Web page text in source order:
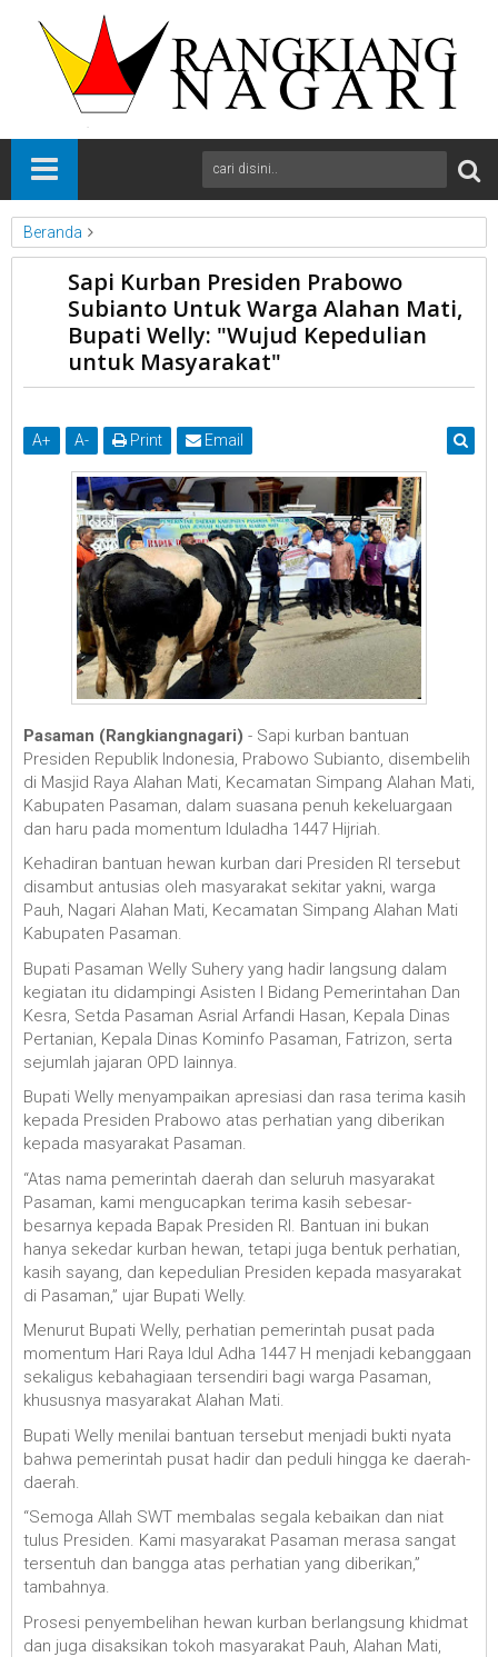
Beranda
News
Pasaman
Sumbar
Sapi Kurban Presiden Prabowo Subianto Untuk Warga Alahan
Mati, Bupati Welly: "Wujud Kepedulian untuk Masyarakat"
Sapi Kurban Presiden Prabowo
Subianto Untuk Warga Alahan Mati,
Bupati Welly: "Wujud Kepedulian
untuk Masyarakat"
A+ A- Print Email
Pasaman (Rangkiangnagari) - Sapi kurban bantuan
Presiden Republik Indonesia, Prabowo Subianto, disembelih
di Masjid Raya Alahan Mati, Kecamatan Simpang Alahan Mati,
Kabupaten Pasaman, dalam suasana penuh kekeluargaan
dan haru pada momentum Iduladha 1447 Hijriah.
Kehadiran bantuan hewan kurban dari Presiden RI tersebut
disambut antusias oleh masyarakat sekitar yakni, warga
Pauh, Nagari Alahan Mati, Kecamatan Simpang Alahan Mati
Kabupaten Pasaman.
Bupati Pasaman Welly Suhery yang hadir langsung dalam
kegiatan itu didampingi Asisten I Bidang Pemerintahan Dan
Kesra, Setda Pasaman Asrial Arfandi Hasan, Kepala Dinas
Pertanian, Kepala Dinas Kominfo Pasaman, Fatrizon, serta
sejumlah jajaran OPD lainnya.
Bupati Welly menyampaikan apresiasi dan rasa terima kasih
kepada Presiden Prabowo atas perhatian yang diberikan
kepada masyarakat Pasaman.
“Atas nama pemerintah daerah dan seluruh masyarakat
Pasaman, kami mengucapkan terima kasih sebesar-
besarnya kepada Bapak Presiden RI. Bantuan ini bukan
hanya sekedar kurban hewan, tetapi juga bentuk perhatian,
kasih sayang, dan kepedulian Presiden kepada masyarakat
di Pasaman,” ujar Bupati Welly.
Menurut Bupati Welly, perhatian pemerintah pusat pada
momentum Hari Raya Idul Adha 1447 H menjadi kebanggaan
sekaligus kebahagiaan tersendiri bagi warga Pasaman,
khususnya masyarakat Alahan Mati.
Bupati Welly menilai bantuan tersebut menjadi bukti nyata
bahwa pemerintah pusat hadir dan peduli hingga ke daerah-
daerah.
“Semoga Allah SWT membalas segala kebaikan dan niat
tulus Presiden. Kami masyarakat Pasaman merasa sangat
tersentuh dan bangga atas perhatian yang diberikan,”
tambahnya.
Prosesi penyembelihan hewan kurban berlangsung khidmat
dan juga disaksikan tokoh masyarakat Pauh, Alahan Mati,